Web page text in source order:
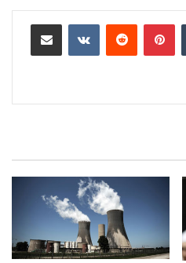
بينتيريست
مشاركة عبر البريد